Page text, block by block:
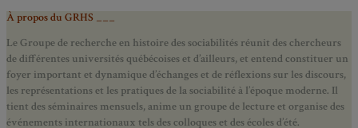
À propos du GRHS ___
Le Groupe de recherche en histoire des sociabilités réunit des chercheurs
de différentes universités québécoises et d’ailleurs, et entend constituer un
foyer important et dynamique d’échanges et de réflexions sur les discours,
les représentations et les pratiques de la sociabilité à l’époque moderne. Il
tient des séminaires mensuels, anime un groupe de lecture et organise des
événements internationaux tels des colloques et des écoles d’été.